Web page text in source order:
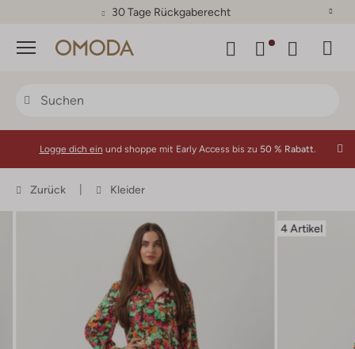
30 Tage Rückgaberecht
Menü
Logge dich ein und shoppe mit Early Access bis zu 50 % Rabatt.
Zurück Kleider
4 Artikel